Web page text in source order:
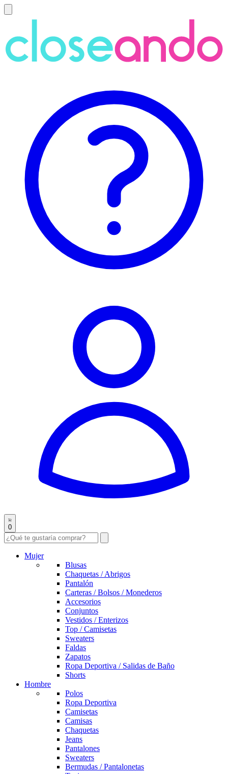
0
Mujer
Blusas
Chaquetas / Abrigos
Pantalón
Carteras / Bolsos / Monederos
Accesorios
Conjuntos
Vestidos / Enterizos
Top / Camisetas
Sweaters
Faldas
Zapatos
Ropa Deportiva / Salidas de Baño
Shorts
Hombre
Polos
Ropa Deportiva
Camisetas
Camisas
Chaquetas
Jeans
Pantalones
Sweaters
Bermudas / Pantalonetas